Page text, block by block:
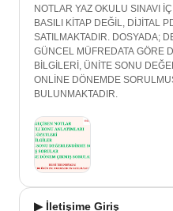
NOTLAR YAZ OKULU SINAVI
BASILI KİTAP DEĞİL, DİJİTAL
SATILMAKTADIR. DOSYADA;
GÜNCEL MÜFREDATA GÖRE
BİLGİLERİ, ÜNİTE SONU
ONLİNE DÖNEMDE
BULUNMAKTADIR.
▶ İletişime Giriş